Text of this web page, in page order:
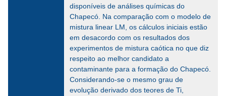
disponíveis de análises químicas do
Chapecó. Na comparação com o modelo de
mistura linear LM, os cálculos iniciais estão
em desacordo com os resultados dos
experimentos de mistura caótica no que diz
respeito ao melhor candidato a
contaminante para a formação do Chapecó.
Considerando-se o mesmo grau de
evolução derivado dos teores de Ti,